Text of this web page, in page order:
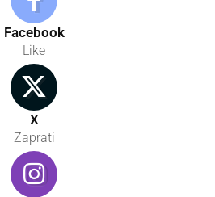
Facebook
Like
X
Zaprati